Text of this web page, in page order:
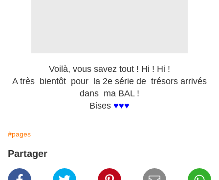
Voilà, vous savez tout ! Hi ! Hi !
A très bientôt pour la 2e série de trésors arrivés
dans ma BAL !
Bises ♥♥♥
#pages
Partager